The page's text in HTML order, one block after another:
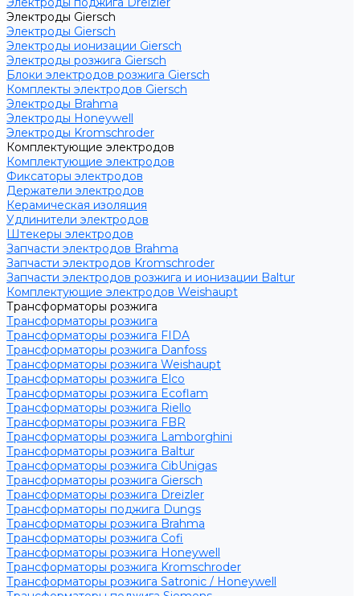
Электроды Giersch
Электроды Giersch
Электроды ионизации Giersch
Электроды розжига Giersch
Блоки электродов розжига Giersch
Комплекты электродов Giersch
Электроды Brahma
Электроды Honeywell
Электроды Kromschroder
Комплектующие электродов
Комплектующие электродов
Фиксаторы электродов
Держатели электродов
Керамическая изоляция
Удлинители электродов
Штекеры электродов
Запчасти электродов Brahma
Запчасти электродов Kromschroder
Запчасти электродов розжига и ионизации Baltur
Комплектующие электродов Weishaupt
Трансформаторы розжига
Трансформаторы розжига
Трансформаторы розжига FIDA
Трансформаторы розжига Danfoss
Трансформаторы розжига Weishaupt
Трансформаторы розжига Elco
Трансформаторы розжига Ecoflam
Трансформаторы розжига Riello
Трансформаторы розжига FBR
Трансформаторы розжига Lamborghini
Трансформаторы розжига Baltur
Трансформаторы розжига CibUnigas
Трансформаторы розжига Giersch
Трансформаторы розжига Dreizler
Трансформаторы поджига Dungs
Трансформаторы розжига Brahma
Трансформаторы розжига Cofi
Трансформаторы розжига Honeywell
Трансформаторы розжига Kromschroder
Трансформаторы розжига Satronic / Honeywell